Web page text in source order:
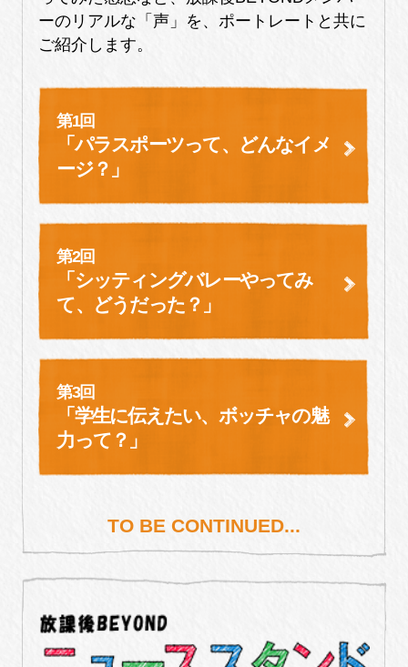
ーのリアルな「声」を、ポートレートと共に
ご紹介します。
第1回
「パラスポーツって、どんなイメ
ージ？」
第2回
「シッティングバレーやってみ
て、
どうだった？」
第3回
「学生に伝えたい、 ボッチャの魅
力って？」
TO BE CONTINUED...